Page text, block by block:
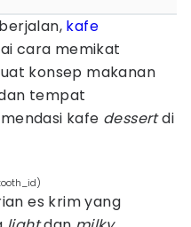
kafe
cara memikat
konsep makanan
tempat
kafe dessertdi
es krim yang